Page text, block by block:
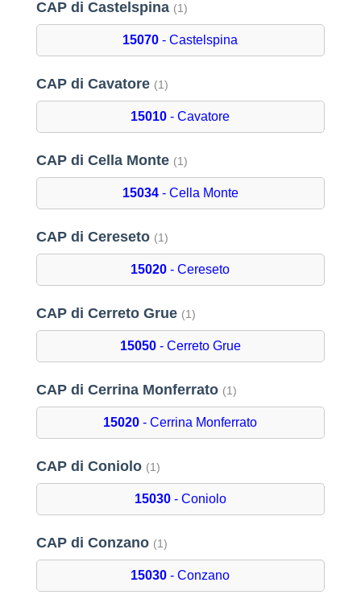
CAP di Castelspina (1)
15070 - Castelspina
CAP di Cavatore (1)
15010 - Cavatore
CAP di Cella Monte (1)
15034- Cella Monte
CAP di Cereseto (1)
15020 - Cereseto
CAP di Cerreto Grue (1)
15050- Cerreto Grue
CAP di Cerrina Monferrato (1)
15020 - Cerrina Monferrato
CAP di Coniolo (1)
15030- Coniolo
CAP di Conzano (1)
15030 - Conzano